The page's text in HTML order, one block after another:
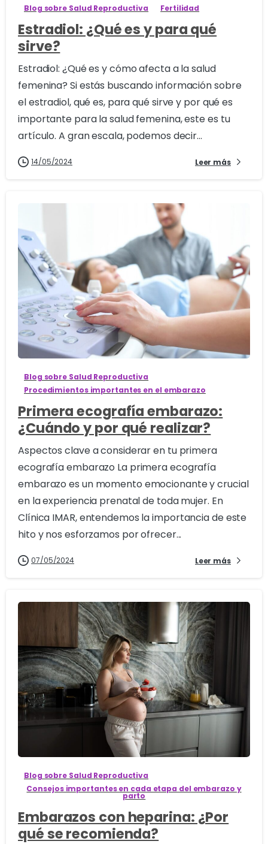
Blog sobre Salud Reproductiva Fertilidad
Estradiol: ¿Qué es y para qué
sirve?
Estradiol: ¿Qué es y cómo afecta a la salud
femenina? Si estás buscando información sobre
el estradiol, qué es, para qué sirve y por qué es
importante para la salud femenina, este es tu
artículo. A gran escala, podemos decir...
14/05/2024 Leer más
Blog sobre Salud Reproductiva
Procedimientos importantes en el embarazo
Primera ecografía embarazo:
¿Cuándo y por qué realizar?
Aspectos clave a considerar en tu primera
ecografía embarazo La primera ecografía
embarazo es un momento emocionante y crucial
en la experiencia prenatal de toda mujer. En
Clínica IMAR, entendemos la importancia de este
hito y nos esforzamos por ofrecer...
07/05/2024 Leer más
Blog sobre Salud Reproductiva
Consejos importantes en cada etapa del embarazo y
parto
Embarazos con heparina: ¿Por
qué se recomienda?